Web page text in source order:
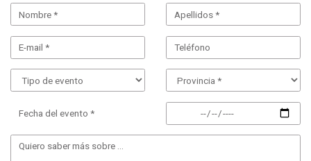
Fecha del evento *